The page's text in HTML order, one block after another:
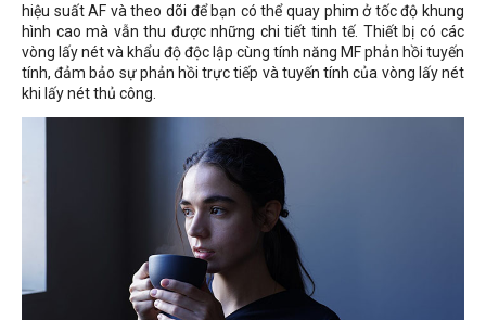
hiệu suất AF và theo dõi để bạn có thể quay phim ở tốc độ khung
hình cao mà vẫn thu được những chi tiết tinh tế. Thiết bị có các
vòng lấy nét và khẩu độ độc lập cùng tính năng MF phản hồi tuyến
tính, đảm bảo sự phản hồi trực tiếp và tuyến tính của vòng lấy nét
khi lấy nét thủ công.